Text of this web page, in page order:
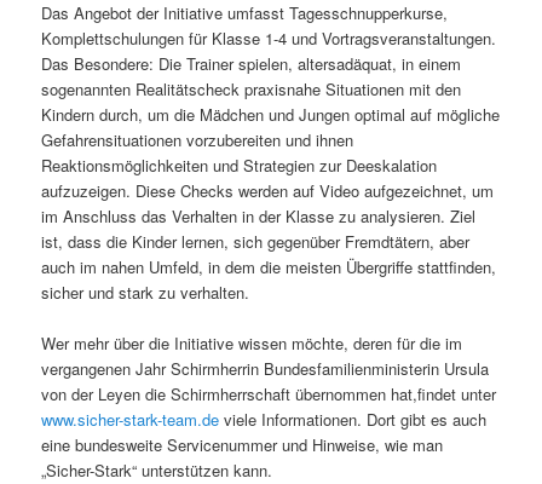
Das Angebot der Initiative umfasst Tagesschnupperkurse,
Komplettschulungen für Klasse 1-4 und Vortragsveranstaltungen.
Das Besondere: Die Trainer spielen, altersadäquat, in einem
sogenannten Realitätscheck praxisnahe Situationen mit den
Kindern durch, um die Mädchen und Jungen optimal auf mögliche
Gefahrensituationen vorzubereiten und ihnen
Reaktionsmöglichkeiten und Strategien zur Deeskalation
aufzuzeigen. Diese Checks werden auf Video aufgezeichnet, um
im Anschluss das Verhalten in der Klasse zu analysieren. Ziel
ist, dass die Kinder lernen, sich gegenüber Fremdtätern, aber
auch im nahen Umfeld, in dem die meisten Übergriffe stattfinden,
sicher und stark zu verhalten.
Wer mehr über die Initiative wissen möchte, deren für die im
vergangenen Jahr Schirmherrin Bundesfamilienministerin Ursula
von der Leyen die Schirmherrschaft übernommen hat,findet unter
www.sicher-stark-team.de viele Informationen. Dort gibt es auch
eine bundesweite Servicenummer und Hinweise, wie man
„Sicher-Stark“ unterstützen kann.